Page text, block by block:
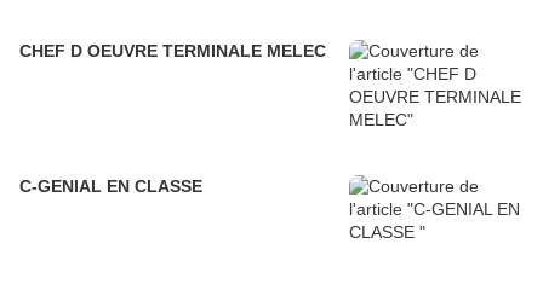
CHEF D OEUVRE TERMINALE MELEC
C-GENIAL EN CLASSE